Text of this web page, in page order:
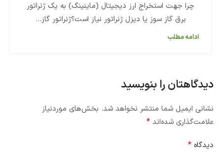
چرا جهت استخراج ارز دیجیتال (ماینینگ) به یک ژنراتور
برق گاز سوز یا دیزل ژنراتور نیاز است؟ژنراتور گاز...
ادامه مطلب
دیدگاهتان را بنویسید
نشانی ایمیل شما منتشر نخواهد شد. بخش‌های موردنیاز
علامت‌گذاری شده‌اند *
دیدگاه *